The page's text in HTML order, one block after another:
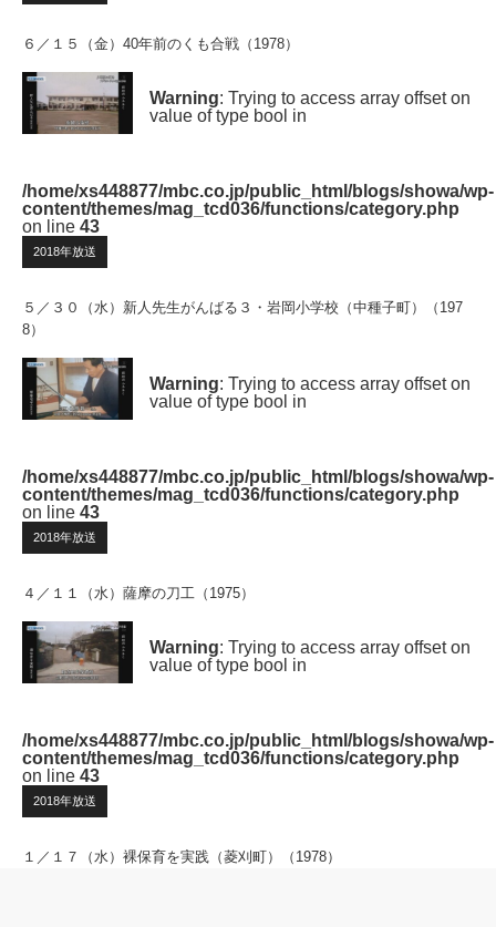
６／１５（金）40年前のくも合戦（1978）
Warning: Trying to access array offset on
value of type bool in
/home/xs448877/mbc.co.jp/public_html/blogs/showa/wp-
content/themes/mag_tcd036/functions/category.php
on line 43
2018年放送
５／３０（水）新人先生がんばる３・岩岡小学校（中種子町）（197
8）
Warning: Trying to access array offset on
value of type bool in
/home/xs448877/mbc.co.jp/public_html/blogs/showa/wp-
content/themes/mag_tcd036/functions/category.php
on line 43
2018年放送
４／１１（水）薩摩の刀工（1975）
Warning: Trying to access array offset on
value of type bool in
/home/xs448877/mbc.co.jp/public_html/blogs/showa/wp-
content/themes/mag_tcd036/functions/category.php
on line 43
2018年放送
１／１７（水）裸保育を実践（菱刈町）（1978）